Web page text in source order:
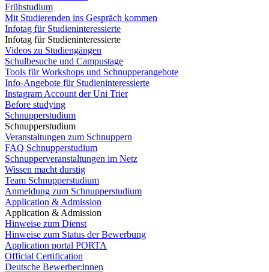
Frühstudium
Mit Studierenden ins Gespräch kommen
Infotag für Studieninteressierte
Infotag für Studieninteressierte
Videos zu Studiengängen
Schulbesuche und Campustage
Tools für Workshops und Schnupperangebote
Info-Angebote für Studieninteressierte
Instagram Account der Uni Trier
Before studying
Schnupperstudium
Schnupperstudium
Veranstaltungen zum Schnuppern
FAQ Schnupperstudium
Schnupperveranstaltungen im Netz
Wissen macht durstig
Team Schnupperstudium
Anmeldung zum Schnupperstudium
Application & Admission
Application & Admission
Hinweise zum Dienst
Hinweise zum Status der Bewerbung
Application portal PORTA
Official Certification
Deutsche Bewerber:innen